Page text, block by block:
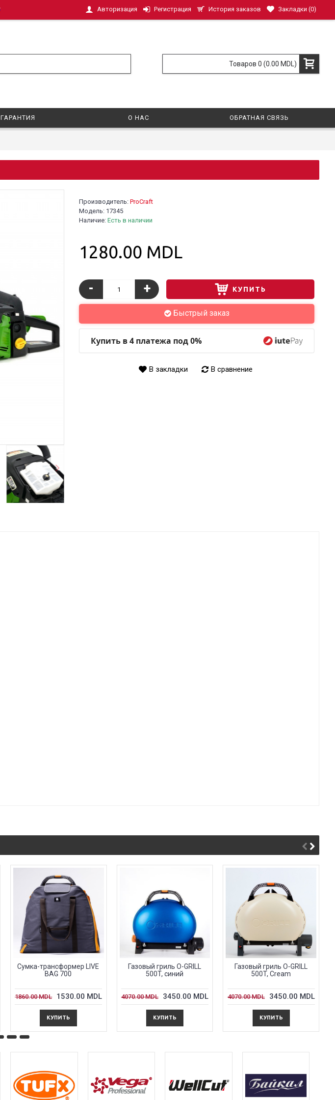
Авторизация Регистрация История заказов Закладки (0)
Товаров 0 (0.00 MDL)
ГАРАНТИЯ О НАС ОБРАТНАЯ СВЯЗЬ
Производитель: ProCraft
Модель: 17345
Наличие: Есть в наличии
1280.00 MDL
- + КУПИТЬ
Быстрый заказ
Купить в 4 платежа под 0%
В закладки В сравнение
Сумка-трансформер LIVE
BAG 700
1860.00 MDL 1530.00 MDL
КУПИТЬ
Газовый гриль O-GRILL
500T, синий
4070.00 MDL 3450.00 MDL
КУПИТЬ
Газовый гриль O-GRILL
500T, Cream
4070.00 MDL 3450.00 MDL
КУПИТЬ